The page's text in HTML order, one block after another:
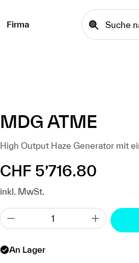
Firma
MDG ATME
High Output Haze Generator mit
Regulärer Preis:
CHF 5’716.80
inkl. MwSt.
An Lager